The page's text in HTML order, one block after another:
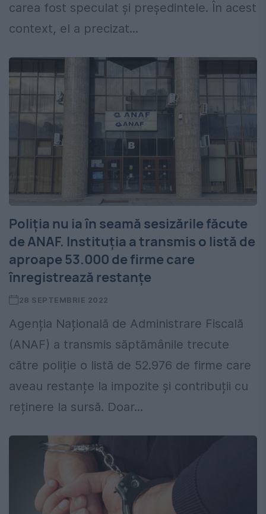
carea fost speculat și președintele. În acest
context, el a precizat...
Poliția nu ia în seamă sesizările făcute
de ANAF. Instituția a transmis o listă de
aproape 53.000 de firme care
înregistrează restanțe
28 SEPTEMBRIE 2022
Agenția Națională de Administrare Fiscală
(ANAF) a transmis săptămânile trecute
către poliție o listă de 52.976 de firme care
aveau restanțe la impozite și contribuții cu
reținere la sursă. Doar...